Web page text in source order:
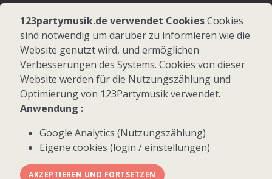
Folgen Sie uns
Facebook
Instagram
© 2026 123Partymusik.de - Alle Rechte vorbehalten
123partymusik.de verwendet CookiesCookies
sind notwendig um darüber zu informieren wie die
Website genutzt wird, und ermöglichen
Verbesserungen des Systems. Cookies von dieser
Website werden für die Nutzungszählung und
Optimierung von 123Partymusik verwendet.
Anwendung :
Google Analytics (Nutzungszählung)
Eigene cookies (login / einstellungen)
AKZEPTIEREN UND FORTSETZEN